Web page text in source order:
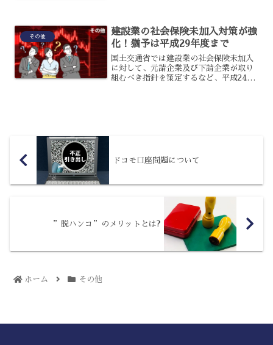
のでしょうか？具体的にど...
その他
建設業の社会保険未加入対策が強
化！猶予は平成29年度まで
国土交通省では建設業の社会保険未加入
に対して、元請企業及び下請企業が取り
組むべき指針を策定するなど、平成24年
ドコモ口座問題について
”脱ハンコ”のメリットとは?
ホーム その他